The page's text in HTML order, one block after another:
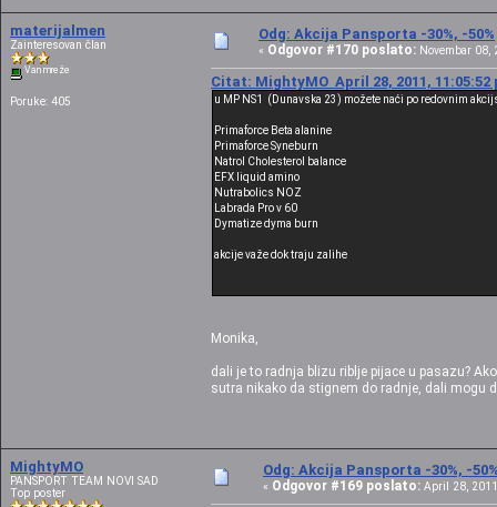
materijalmen
Zainteresovan član
Van mreže
Poruke: 405
Odg: Akcija Pansporta -30%, -50%
« Odgovor #170 poslato: Novembar 08,
Citat: MightyMO April 28, 2011, 11:05:52
u MP NS1 (Dunavska 23) možete naći po redovnim
Primaforce Beta alanine
Primaforce Syneburn
Natrol Cholesterol balance
EFX liquid amino
Nutrabolics NOZ
Labrada Pro v 60
Dymatize dyma burn
akcije važe dok traju zalihe
Monika,
dali je to radnja blizu riblje pijace u pasazu?
sutra nikako da stignem do radnje, dali mogu
MightyMO
PANSPORT TEAM NOVI SAD
Top poster
Odg: Akcija Pansporta -30%, -
« Odgovor #169 poslato: April 28,